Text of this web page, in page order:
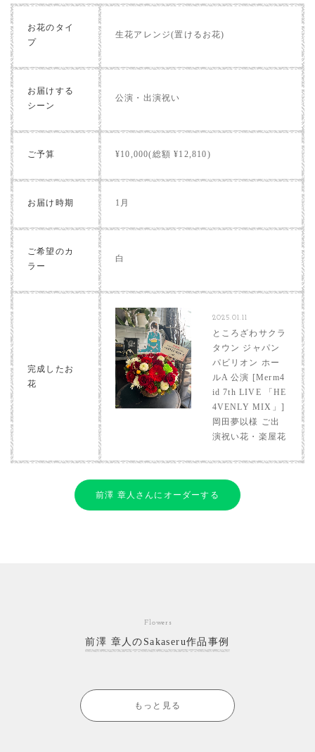
お花のタイ
プ
生花アレンジ(置けるお花)
お届けする
シーン
公演・出演祝い
ご予算 ¥10,000(総額 ¥12,810)
お届け時期 1月
ご希望のカ
ラー
白
完成したお
花
2025.01.11
ところざわサクラ
タウン ジャパン
パビリオン ホー
ルA 公演 [Merm4
id 7th LIVE 「HE
4VENLY MIX」]
岡田夢以様 ご出
演祝い花・楽屋花
前澤 章人さんにオーダーする
Flowers
前澤 章人のSakaseru作品事例
もっと見る